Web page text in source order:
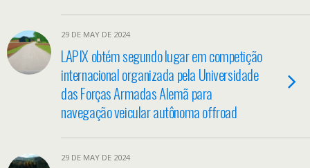
29 DE MAY DE 2024
LAPIX obtém segundo lugar em competição
internacional organizada pela Universidade
das Forças Armadas Alemã para
navegação veicular autônoma offroad
29 DE MAY DE 2024